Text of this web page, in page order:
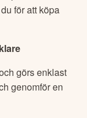
för att köpa
görs enklast
genomför en